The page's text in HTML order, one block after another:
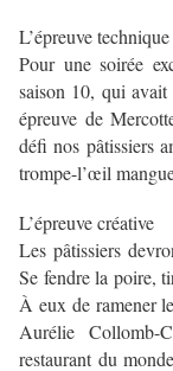
L’épreuve
Pour une soirée
saison 10, qui
épreuve de
défi nos pâtissiers
trompe-l’œil
L’épreuve créative
Les pâtissiers
Se fendre la poire,
À eux de ramener
Aurélie Collomb-
restaurant du